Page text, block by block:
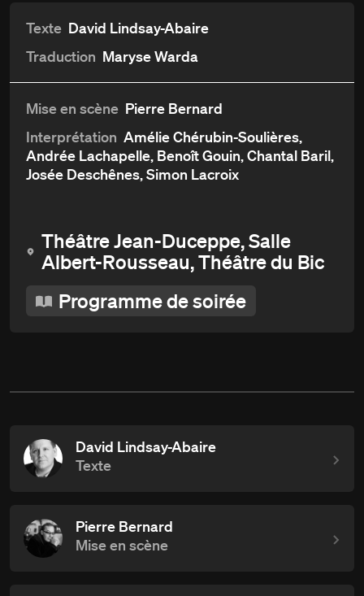
Texte David Lindsay-Abaire
Traduction Maryse Warda
Mise en scène Pierre Bernard
Interprétation Amélie Chérubin-Soulières,
Andrée Lachapelle, Benoît Gouin, Chantal Baril,
Josée Deschênes, Simon Lacroix
Théâtre Jean-Duceppe, Salle
Albert-Rousseau, Théâtre du Bic
Programme de soirée
David Lindsay-Abaire
Texte
Pierre Bernard
Mise en scène